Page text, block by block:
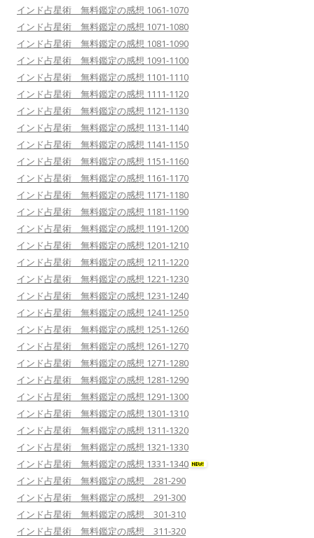
インド占星術 無料鑑定の感想 1061-1070
インド占星術 無料鑑定の感想 1071-1080
インド占星術 無料鑑定の感想 1081-1090
インド占星術 無料鑑定の感想 1091-1100
インド占星術 無料鑑定の感想 1101-1110
インド占星術 無料鑑定の感想 1111-1120
インド占星術 無料鑑定の感想 1121-1130
インド占星術 無料鑑定の感想 1131-1140
インド占星術 無料鑑定の感想 1141-1150
インド占星術 無料鑑定の感想 1151-1160
インド占星術 無料鑑定の感想 1161-1170
インド占星術 無料鑑定の感想 1171-1180
インド占星術 無料鑑定の感想 1181-1190
インド占星術 無料鑑定の感想 1191-1200
インド占星術 無料鑑定の感想 1201-1210
インド占星術 無料鑑定の感想 1211-1220
インド占星術 無料鑑定の感想 1221-1230
インド占星術 無料鑑定の感想 1231-1240
インド占星術 無料鑑定の感想 1241-1250
インド占星術 無料鑑定の感想 1251-1260
インド占星術 無料鑑定の感想 1261-1270
インド占星術 無料鑑定の感想 1271-1280
インド占星術 無料鑑定の感想 1281-1290
インド占星術 無料鑑定の感想 1291-1300
インド占星術 無料鑑定の感想 1301-1310
インド占星術 無料鑑定の感想 1311-1320
インド占星術 無料鑑定の感想 1321-1330
インド占星術 無料鑑定の感想 1331-1340
インド占星術 無料鑑定の感想 281-290
インド占星術 無料鑑定の感想 291-300
インド占星術 無料鑑定の感想 301-310
インド占星術 無料鑑定の感想 311-320